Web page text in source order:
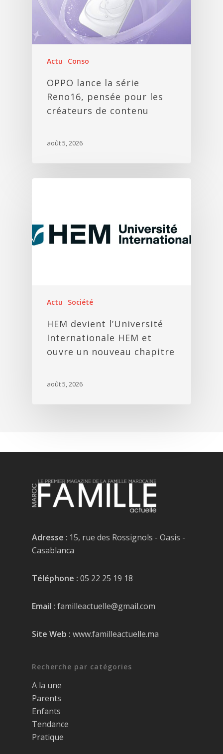
Actu Conso
OPPO lance la série
Reno16, pensée pour les
créateurs de contenu
août 5, 2026
Actu Société
HEM devient l’Université
Internationale HEM et
ouvre un nouveau chapitre
août 5, 2026
Adresse : 15, rue des Rossignols - Oasis -
Casablanca
Téléphone : 05 22 25 19 18
Email : familleactuelle@gmail.com
Site Web : www.familleactuelle.ma
Recherche par catégories
A la une
Parents
Enfants
Tendance
Pratique